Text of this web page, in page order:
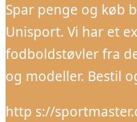
Spar penge og køb
Unisport. Vi har et
fodboldstøvler fra
og modeller. Bestil
http s://